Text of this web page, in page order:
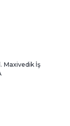
Maxivedik İş